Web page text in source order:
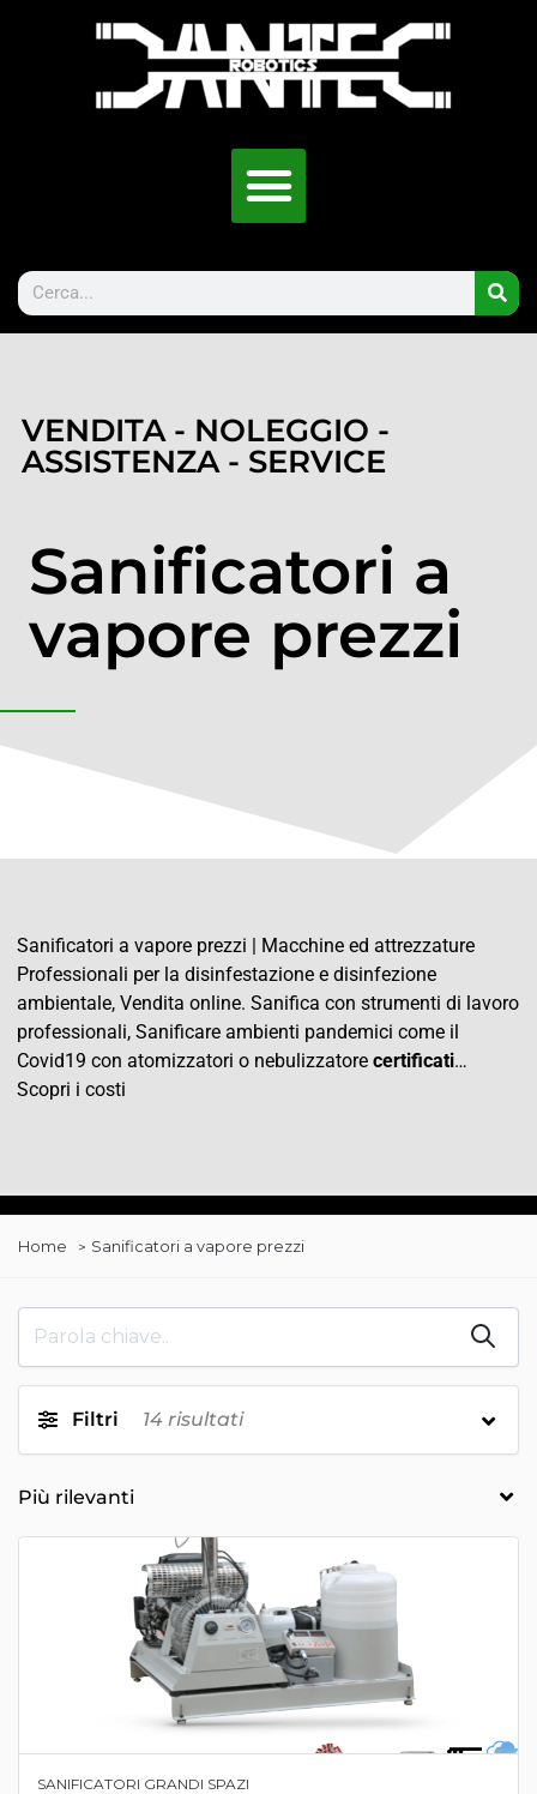
VENDITA - NOLEGGIO -
ASSISTENZA - SERVICE
Sanificatori a
vapore prezzi
Sanificatori a vapore prezzi | Macchine ed attrezzature
Professionali per la disinfestazione e disinfezione
ambientale, Vendita online. Sanifica con strumenti di lavoro
professionali, Sanificare ambienti pandemici come il
Covid19 con atomizzatori o nebulizzatore certificati…
Scopri i costi
Home Sanificatori a vapore prezzi
Filtri 14 risultati
SANIFICATORI GRANDI SPAZI